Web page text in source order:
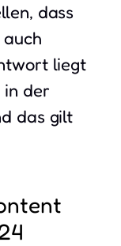
dass
liegt
in der
das gilt